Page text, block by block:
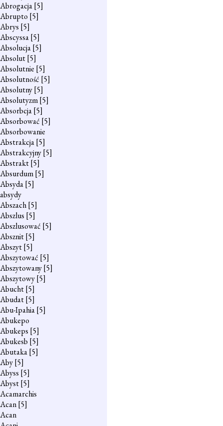
Abrogacja[5]
Abrupto [5]
Abrys [5]
Abscyssa[5]
Absolucja[5]
Absolut[5]
Absolutnie [5]
Absolutność [5]
Absolutny[5]
Absolutyzm[5]
Absorbcja[5]
Absorbować [5]
Absorbowanie
Abstrakcja[5]
Abstrakcyjny[5]
Abstrakt[5]
Absurdum[5]
Absyda[5]
absydy
Abszach[5]
Abszlus [5]
Abszlusować [5]
Absznit[5]
Abszyt[5]
Abszytować [5]
Abszytowany[5]
Abszytowy[5]
Abucht[5]
Abudat[5]
Abu-Ipahia[5]
Abukepo
Abukeps [5]
Abukesb [5]
Abutaka[5]
Aby[5]
Abyss [5]
Abyst[5]
Acamarchis
Acan[5]
Acan